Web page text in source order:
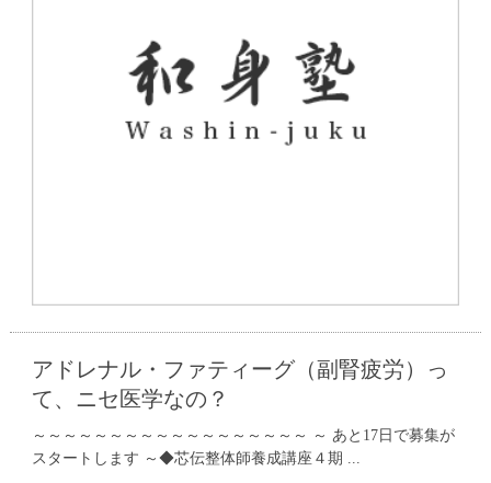
アドレナル・ファティーグ（副腎疲労）っ
て、ニセ医学なの？
～～～～～～～～～～～～～～～～～～ ～ あと17日で募集が
スタートします ～◆芯伝整体師養成講座４期 ...